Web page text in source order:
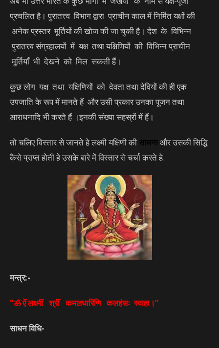
प्रचलित है। पुरातत्त्व विभाग द्वारा प्राचीन काल में निर्मित यक्षों की
अनेक प्रस्तर मूर्तियों की खोज की जा चुकी है। देश के विभिन्न
पुरातत्त्व संग्रहालयों में यक्ष तथा यक्षिणियों की विभिन्न प्राचीन
मूर्तियाँ भी देखने को मिल सकती हैं।
कुछ लोग यक्ष तथा यक्षिणियों को देवता तथा देवियों की ही एक
उपजाति के रूप में मानते हैं और उसी प्रकार उनका पूजन तथा
आराधनादि भी करते हैं ।इनकी संख्या सहस्रों में हैं।
तो चलिए विस्तार से जानते हे लक्ष्मी यक्षिणी कीसाधनाऔर उसकी सिद्धि
कैसे प्राप्त होती हे उसके बारे में विस्तार से चर्चा करते हे.
मन्त्र:-
“ॐ ऐं लक्ष्मीं श्रीं कमलधारिणि कलहंसः स्वाहा।”
साधन विधि-